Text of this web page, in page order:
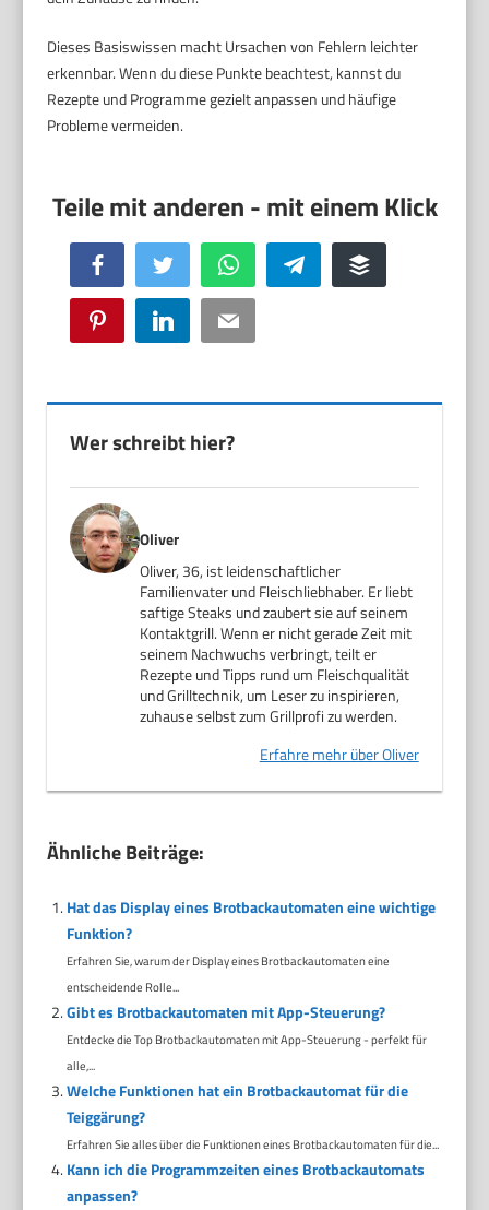
Dieses Basiswissen macht Ursachen von Fehlern leichter
erkennbar. Wenn du diese Punkte beachtest, kannst du
Rezepte und Programme gezielt anpassen und häufige
Probleme vermeiden.
Facebook Twitter WhatsApp Telegram Buffer
Pinterest LinkedIn Email
Wer schreibt hier?
Oliver
Oliver, 36, ist leidenschaftlicher
Familienvater und Fleischliebhaber. Er liebt
saftige Steaks und zaubert sie auf seinem
Kontaktgrill. Wenn er nicht gerade Zeit mit
seinem Nachwuchs verbringt, teilt er
Rezepte und Tipps rund um Fleischqualität
und Grilltechnik, um Leser zu inspirieren,
zuhause selbst zum Grillprofi zu werden.
Erfahre mehr über Oliver
Ähnliche Beiträge:
Hat das Display eines Brotbackautomaten eine wichtige
Funktion?
Erfahren Sie, warum der Display eines Brotbackautomaten eine
entscheidende Rolle...
Gibt es Brotbackautomaten mit App-Steuerung?
Entdecke die Top Brotbackautomaten mit App-Steuerung - perfekt für
alle,...
Welche Funktionen hat ein Brotbackautomat für die
Teiggärung?
Erfahren Sie alles über die Funktionen eines Brotbackautomaten für die...
Kann ich die Programmzeiten eines Brotbackautomats
anpassen?